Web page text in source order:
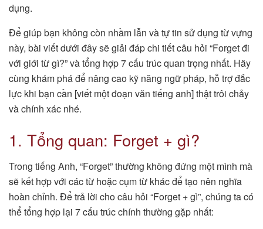
dụng.
Để giúp bạn không còn nhầm lẫn và tự tin sử dụng từ vựng
này, bài viết dưới đây sẽ giải đáp chi tiết câu hỏi “Forget đi
với giới từ gì?” và tổng hợp 7 cấu trúc quan trọng nhất. Hãy
cùng khám phá để nâng cao kỹ năng ngữ pháp, hỗ trợ đắc
lực khi bạn cần [viết một đoạn văn tiếng anh] thật trôi chảy
và chính xác nhé.
1. Tổng quan: Forget + gì?
Trong tiếng Anh, “Forget” thường không đứng một mình mà
sẽ kết hợp với các từ hoặc cụm từ khác để tạo nên nghĩa
hoàn chỉnh. Để trả lời cho câu hỏi “Forget + gì”, chúng ta có
thể tổng hợp lại 7 cấu trúc chính thường gặp nhất: